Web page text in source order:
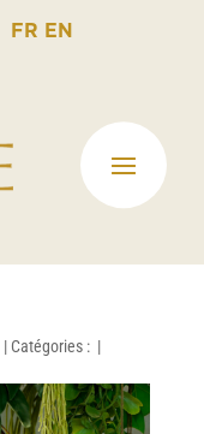
FR EN
| Catégories : |